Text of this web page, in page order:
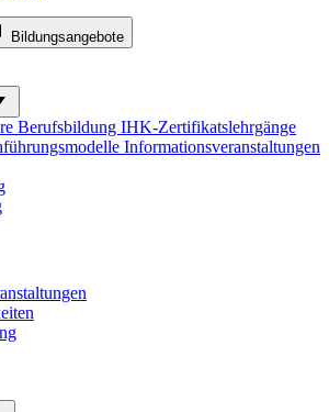
Bildungsangebote
Berufsbildung IHK-Zertifikatslehrgänge
Informationsveranstaltungen